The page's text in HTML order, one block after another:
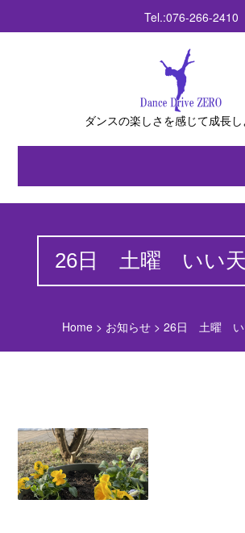
Tel.:076-266-2410
ダンスの楽しさを感じて成長し
26日 土曜 いい天
Home> お知らせ> 26日 土曜 い